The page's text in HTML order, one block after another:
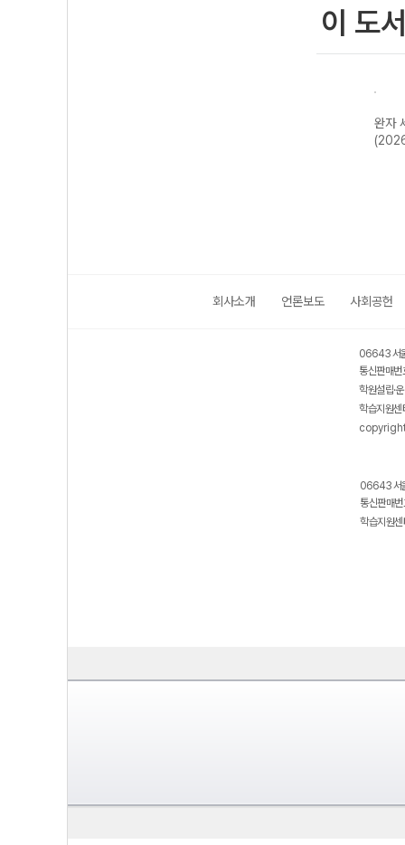
이 도
완자
회사소개 언론보도 사회공헌
06643 서
통신판매
학원설립·
학습지원
06643 서
통신판매
학습지원